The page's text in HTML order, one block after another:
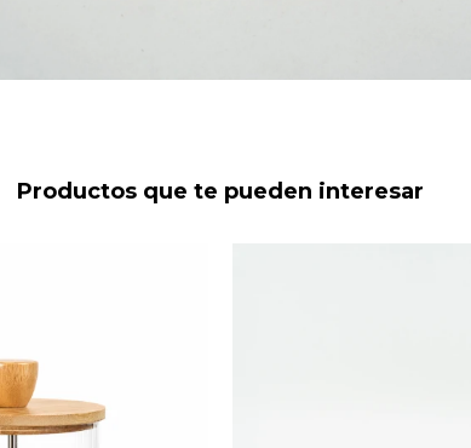
Productos que te pueden interesar